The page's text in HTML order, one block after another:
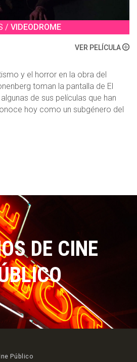
/ VIDEODROME
VER PELÍCULA
y el horror en la obra del
toman la pantalla de El
de sus películas que han
hoy como un subgénero del
DE CINE
Público